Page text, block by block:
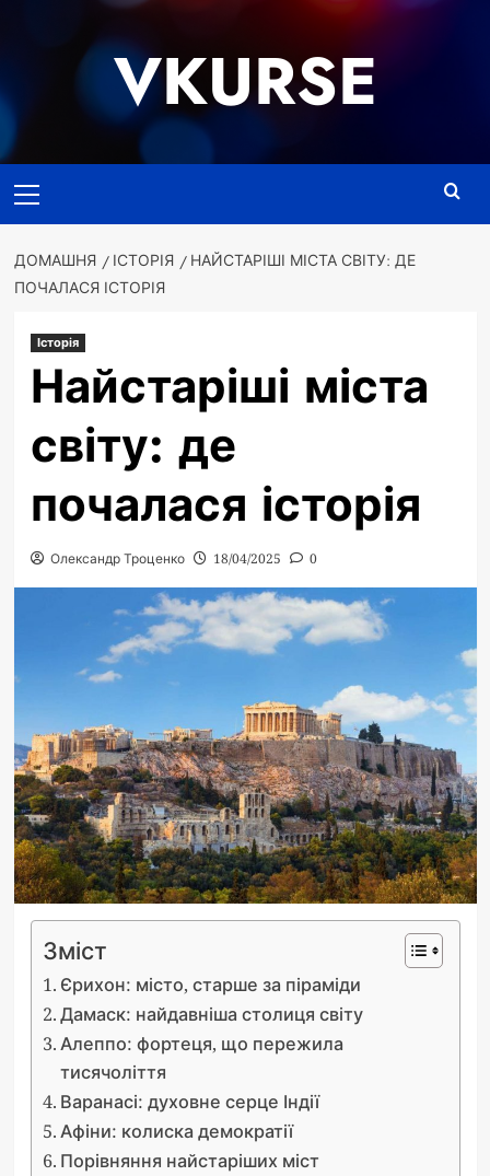
VKURSE
меню
ДОМАШНЯ ІСТОРІЯ
НАЙСТАРІШІ МІСТА СВІТУ: ДЕ
ПОЧАЛАСЯ ІСТОРІЯ
Історія
Найстаріші міста
світу: де
почалася історія
Олександр Троценко 18/04/2025 0
Зміст
Єрихон: місто, старше за піраміди
Дамаск: найдавніша столиця світу
Алеппо: фортеця, що пережила
тисячоліття
Варанасі: духовне серце Індії
Афіни: колиска демократії
Порівняння найстаріших міст